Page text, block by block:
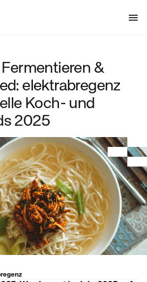
&
elektrabregenz
Koch- und
2025